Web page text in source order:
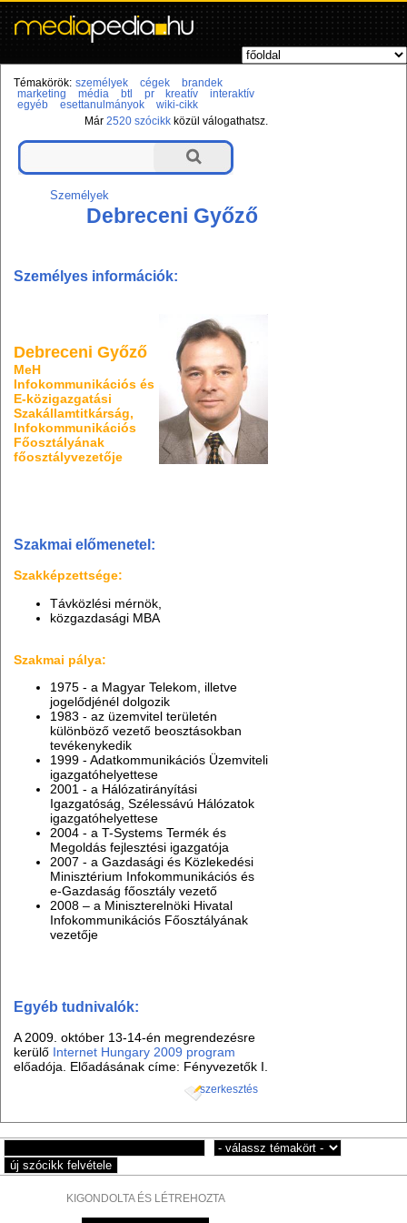
Témakörök: személyek cégek
brandek
marketing
média btl pr kreatív
interaktív
egyéb
esettanulmányok
wiki-cikk
Már2520 szócikk közül válogathatsz.
Személyek
Debreceni Győző
Személyes információk:
Debreceni Győző
MeH
Infokommunikációs és
E-közigazgatási
Szakállamtitkárság,
Infokommunikációs
Főosztályának
főosztályvezetője
Szakmai előmenetel:
Szakképzettsége:
Távközlési mérnök,
közgazdasági MBA
Szakmai pálya:
1975 - a Magyar Telekom, illetve
jogelődjénél dolgozik
1983 - az üzemvitel területén
különböző vezető beosztásokban
tevékenykedik
1999 - Adatkommunikációs Üzemviteli
igazgatóhelyettese
2001 - a Hálózatirányítási
Igazgatóság, Szélessávú Hálózatok
igazgatóhelyettese
2004 - a T-Systems Termék és
Megoldás fejlesztési igazgatója
2007 - a Gazdasági és Közlekedési
Minisztérium Infokommunikációs és
e-Gazdaság főosztály vezető
2008 – a Miniszterelnöki Hivatal
Infokommunikációs Főosztályának
vezetője
Egyéb tudnivalók:
A 2009. október 13-14-én megrendezésre
kerülő Internet Hungary 2009 program
előadója. Előadásának címe: Fényvezetők I.
szerkesztés
KIGONDOLTA ÉS LÉTREHOZTA